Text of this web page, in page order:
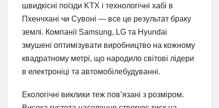
швидкісні поїзди KTX і технологічні хабі в
Пхенчхані чи Сувоні — все це результат браку
землі. Компанії Samsung, LG та Hyundai
змушені оптимізувати виробництво на кожному
квадратному метрі, що народило світові лідери
в електроніці та автомобілебудуванні.
Екологічні виклики теж пов’язані з розміром.